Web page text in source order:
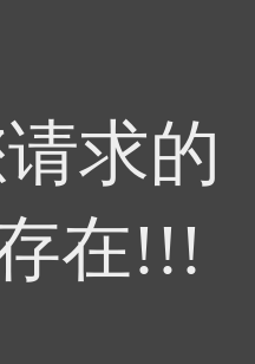
求的
在!!!